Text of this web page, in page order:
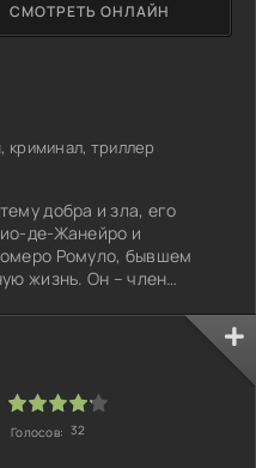
криминал, триллер
добра и зла, его
де-Жанейро и
Ромуло, бывшем
жизнь. Он – член
СМОТРЕТЬ ОНЛАЙН
Голосов: 32